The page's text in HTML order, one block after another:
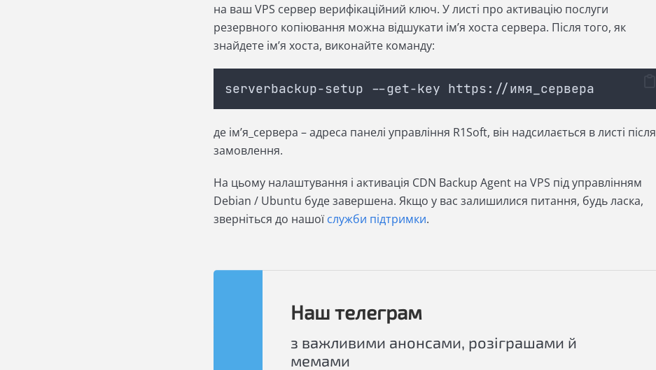
на ваш VPS сервер верифікаційний ключ. У листі про активацію послуги
резервного копіювання можна відшукати ім’я хоста сервера. Після того, як
знайдете ім’я хоста, виконайте команду:
serverbackup-setup --get-key https://имя_сервера
де ім’я_сервера – адреса панелі управління R1Soft, він надсилається в листі після
замовлення.
На цьому налаштування і активація CDN Backup Agent на VPS під управлінням
Debian / Ubuntu буде завершена. Якщо у вас залишилися питання, будь ласка,
зверніться до нашої служби підтримки.
Наш телеграм
з важливими анонсами, розіграшами й
мемами